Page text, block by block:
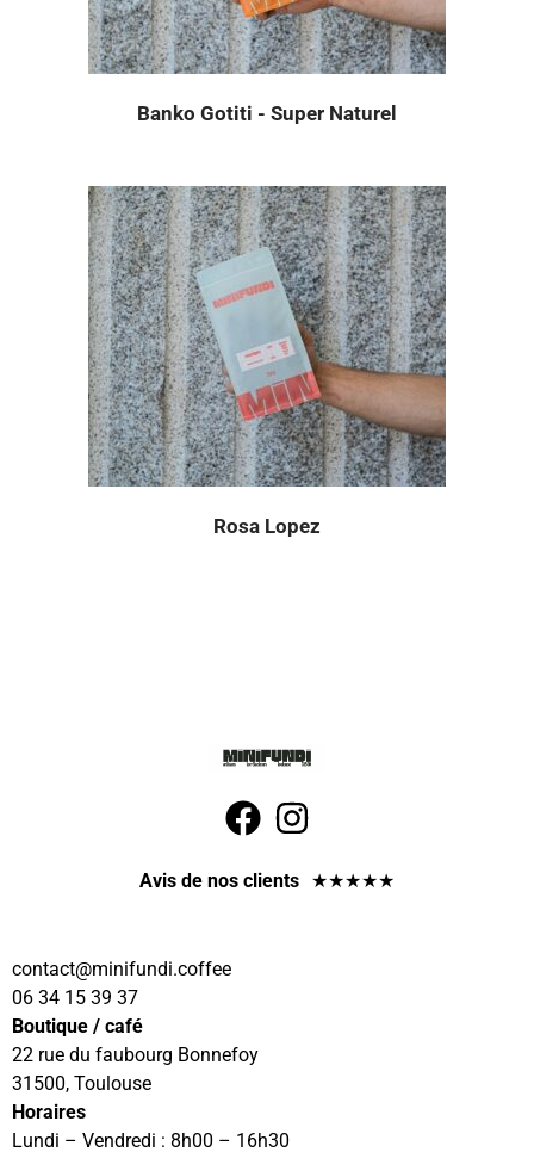
Banko Gotiti - Super Naturel
Rosa Lopez
Avis de nos clients ★★★★★
contact@minifundi.coffee
06 34 15 39 37
Boutique / café
22 rue du faubourg Bonnefoy
31500, Toulouse
Horaires
Lundi – Vendredi : 8h00 – 16h30